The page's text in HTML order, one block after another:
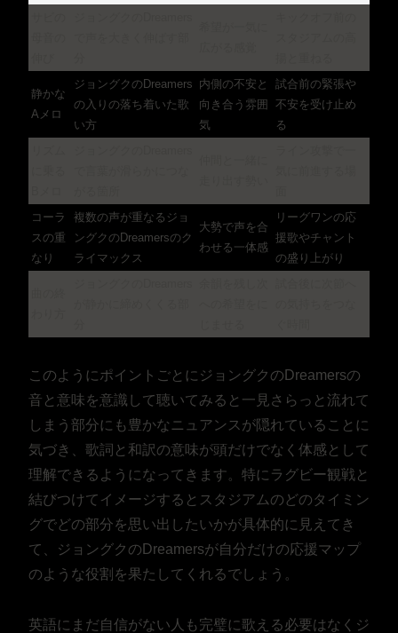
静かな
Aメロ
ジョングクのDreamers
の入りの落ち着いた歌
い方
内側の不安と
向き合う雰囲
気
試合前の緊張や
不安を受け止め
る
コーラ
スの重
なり
複数の声が重なるジョ
ングクのDreamersのク
ライマックス
大勢で声を合
わせる一体感
リーグワンの応
援歌やチャント
の盛り上がり
このようにポイントごとにジョングクのDreamersの
音と意味を意識して聴いてみると一見さらっと流れて
しまう部分にも豊かなニュアンスが隠れていることに
気づき、歌詞と和訳の意味が頭だけでなく体感として
理解できるようになってきます。特にラグビー観戦と
結びつけてイメージするとスタジアムのどのタイミン
グでどの部分を思い出したいかが具体的に見えてき
て、ジョングクのDreamersが自分だけの応援マップ
のような役割を果たしてくれるでしょう。
英語にまだ自信がない人も完璧に歌える必要はなくジ